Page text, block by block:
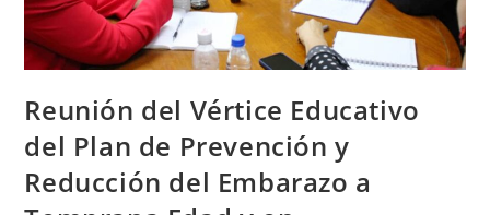
Reunión del Vértice Educativo
del Plan de Prevención y
Reducción del Embarazo a